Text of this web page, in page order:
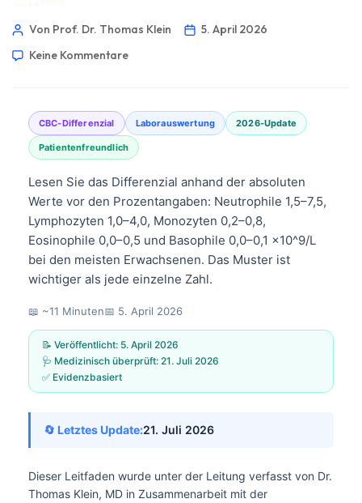
Von Prof. Dr. Thomas Klein
5. April 2026
Keine Kommentare
CBC-Differenzial Laborauswertung 2026-Update
Patientenfreundlich
Lesen Sie das Differenzial anhand der absoluten
Werte vor den Prozentangaben: Neutrophile 1,5–7,5,
Lymphozyten 1,0–4,0, Monozyten 0,2–0,8,
Eosinophile 0,0–0,5 und Basophile 0,0–0,1 x10^9/L
bei den meisten Erwachsenen. Das Muster ist
wichtiger als jede einzelne Zahl.
📖 ~11 Minuten📅 5. April 2026
📝 Veröffentlicht: 5. April 2026
🩺 Medizinisch überprüft: 21. Juli 2026
✅ Evidenzbasiert
🔄 Letztes Update:21. Juli 2026
Dieser Leitfaden wurde unter der Leitung verfasst von Dr.
Thomas Klein, MD in Zusammenarbeit mit der